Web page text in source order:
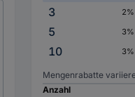
3
5
10
Mengenrabatte
Anzahl